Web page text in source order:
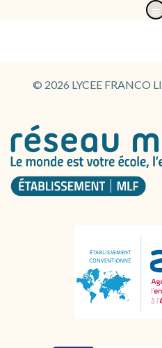
au
© 2026 LYCEE FRANCO